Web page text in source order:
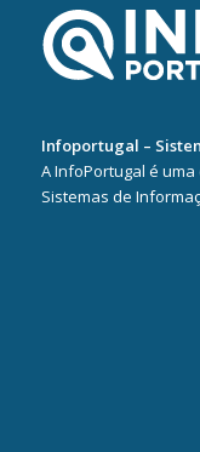
Infoportugal –
A InfoPortugal é
Sistemas de